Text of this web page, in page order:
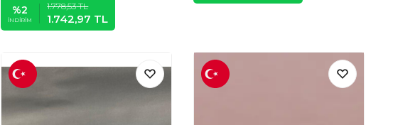
%2
İNDIRIM
1.778,53TL
1.742,97 TL